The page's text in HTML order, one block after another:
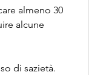
almeno 30
alcune
di sazietà.